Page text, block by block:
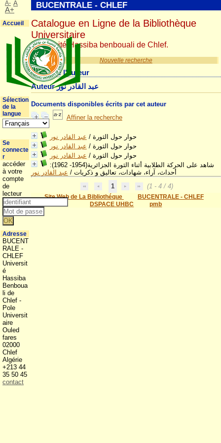
Nouvelle recherche
Détail de l'auteur
Auteur عبد القادر نور
Documents disponibles écrits par cet auteur
Affiner la recherche
حوار حول الثورة / عبد القادر نور
حوار حول الثورة / عبد القادر نور
حوار حول الثورة / عبد القادر نور
شاهد على الحركة الطلابية أثناء الثورة الجزائرية(1954- 1962):
أحداث، آراء، شهادات، تعاليق و ذكريات / عبد القادر نور
1
(1 - 4 / 4)
Site Web de La Bibliothéque
BUCENTRALE - CHLEF
DSPACE UHBC
pmb
BUCENTRALE - CHLEF
Catalogue en Ligne de la Bibliothèque
Universitaire
Université Hassiba benbouali de Chlef.
A- A
A+
Accueil
Sélection
de la
langue
Se
connecte
r
accéder
à votre
compte
de
lecteur
Adresse
BUCENT
RALE -
CHLEF
Universit
é
Hassiba
Benboua
li de
Chlef -
Pole
Universit
aire
Ouled
fares
02000
Chlef
Algérie
+213 44
35 50 45
contact